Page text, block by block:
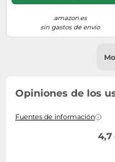
amazon.es
sin gastos de envío
Opiniones de los
Fuentes de información
4,7